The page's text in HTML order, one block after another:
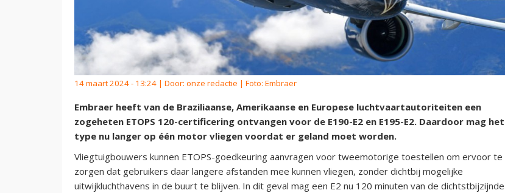
14 maart 2024 - 13:24 | Door: onze redactie | Foto: Embraer
Embraer heeft van de Braziliaanse, Amerikaanse en Europese luchtvaartautoriteiten een
zogeheten ETOPS 120-certificering ontvangen voor de E190-E2 en E195-E2. Daardoor mag het
type nu langer op één motor vliegen voordat er geland moet worden.
Vliegtuigbouwers kunnen ETOPS-goedkeuring aanvragen voor tweemotorige toestellen om ervoor te
zorgen dat gebruikers daar langere afstanden mee kunnen vliegen, zonder dichtbij mogelijke
uitwijkluchthavens in de buurt te blijven. In dit geval mag een E2 nu 120 minuten van de dichtstbijzijnde